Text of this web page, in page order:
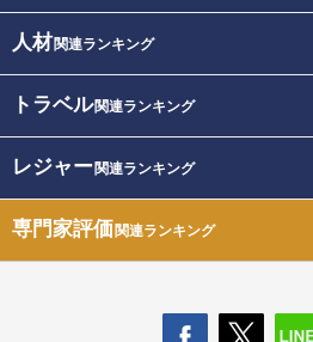
人材関連ランキング
トラベル関連ランキング
レジャー関連ランキング
専門家評価関連ランキング